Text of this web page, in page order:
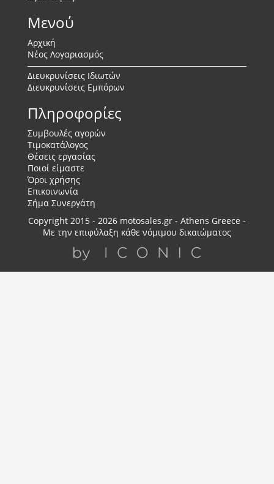
Μενού
Αρχική
Νέος Λογαριασμός
Διευκρυνίσεις Ιδιωτών
Διευκρυνίσεις Εμπόρων
Πληροφορίες
Συμβουλές αγορών
Τιμοκατάλογος
Θέσεις εργασίας
Ποιοί είμαστε
Όροι χρήσης
Επικοινωνία
Σήμα Συνεργάτη
Copyright 2015 - 2026 motosales.gr - Athens Greece -
Με την επιφύλαξη κάθε νόμιμου δικαιώματος